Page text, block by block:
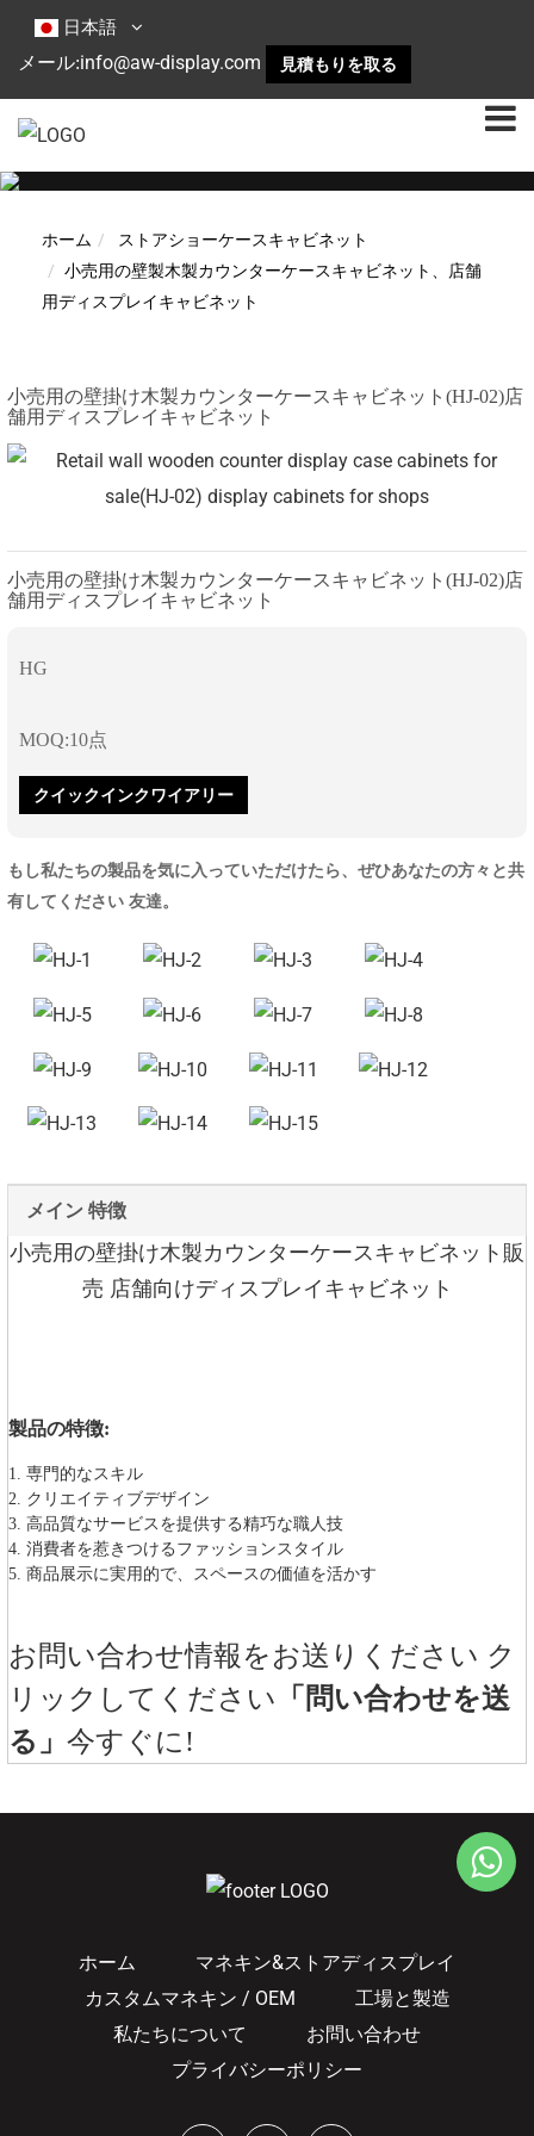
日本語
メール:info@aw-display.com 見積もりを取る
ホーム
ストアショーケースキャビネット
小売用の壁製木製カウンターケースキャビネット、店舗
用ディスプレイキャビネット
小売用の壁掛け木製カウンターケースキャビネット(HJ-02)店
舗用ディスプレイキャビネット
小売用の壁掛け木製カウンターケースキャビネット(HJ-02)店
舗用ディスプレイキャビネット
HG
MOQ:10点
クイックインクワイアリー
もし私たちの製品を気に入っていただけたら、ぜひあなたの方々と共
有してください 友達。
メイン 特徴
小売用の壁掛け木製カウンターケースキャビネット販
売 店舗向けディスプレイキャビネット
製品の特徴:
1. 専門的なスキル
2. クリエイティブデザイン
3. 高品質なサービスを提供する精巧な職人技
4. 消費者を惹きつけるファッションスタイル
5. 商品展示に実用的で、スペースの価値を活かす
お問い合わせ情報をお送りください ク
リックしてください 「問い合わせを送
る」 今すぐに!
ホーム
マネキン&ストアディスプレイ
カスタムマネキン / OEM
工場と製造
私たちについて
お問い合わせ
プライバシーポリシー